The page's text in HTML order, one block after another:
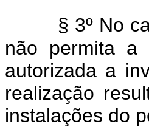
§ 3º No
não permita a
autorizada a
realização
instalações do